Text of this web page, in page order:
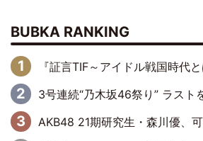
BUBKA RANKING
『証言TIF～アイドル戦国時代とはなんだったのか～』第6回：でんぱ組.inc・古川未鈴×相沢梨紗「『ハロプロやりたかったな』って言っ
3号連続“乃木坂46祭り” ラストを飾るのは賀喜遥香…5年ぶりの登場に「5
AKB48 21期研究生・森川優、可愛